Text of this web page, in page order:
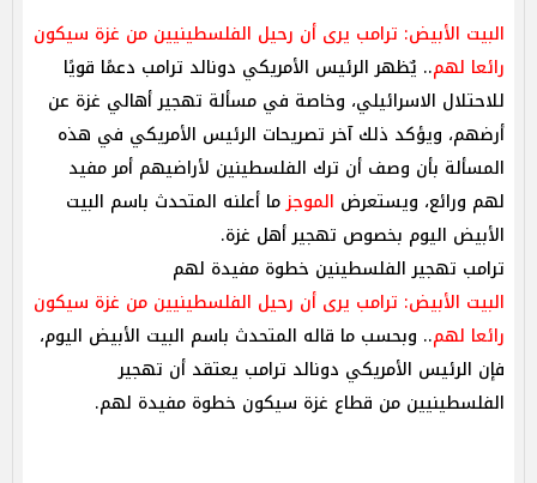
البيت الأبيض: ترامب يرى أن رحيل الفلسطينيين من غزة سيكون
رائعا لهم.. يٌظهر الرئيس الأمريكي دونالد ترامب دعمًا قويًا
للاحتلال الاسرائيلي، وخاصة في مسألة تهجير أهالي غزة عن
أرضهم، ويؤكد ذلك آخر تصريحات الرئيس الأمريكي في هذه
المسألة بأن وصف أن ترك الفلسطينين لأراضيهم أمر مفيد
لهم ورائع، ويستعرض الموجزما أعلنه المتحدث باسم البيت
الأبيض اليوم بخصوص تهجير أهل غزة.
ترامب تهجير الفلسطينين خطوة مفيدة لهم
البيت الأبيض: ترامب يرى أن رحيل الفلسطينيين من غزة سيكون
رائعا لهم.. وبحسب ما قاله المتحدث باسم البيت الأبيض اليوم،
فإن الرئيس الأمريكي دونالد ترامب يعتقد أن تهجير
الفلسطينيين من قطاع غزة سيكون خطوة مفيدة لهم.